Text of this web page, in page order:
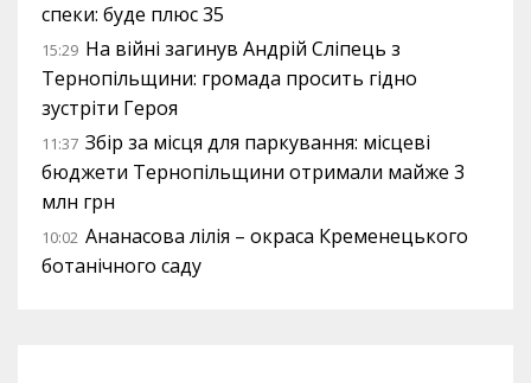
спеки: буде плюс 35
15:29 На війні загинув Андрій Сліпець з
Тернопільщини: громада просить гідно
зустріти Героя
11:37 Збір за місця для паркування: місцеві
бюджети Тернопільщини отримали майже 3
млн грн
10:02 Ананасова лілія – окраса Кременецького
ботанічного саду